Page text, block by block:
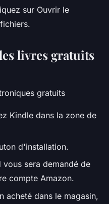
sur Ouvrir le
livres gratuits
gratuits
Kindle dans la zone de
d'installation.
sera demandé de
compte Amazon.
acheté dans le magasin,